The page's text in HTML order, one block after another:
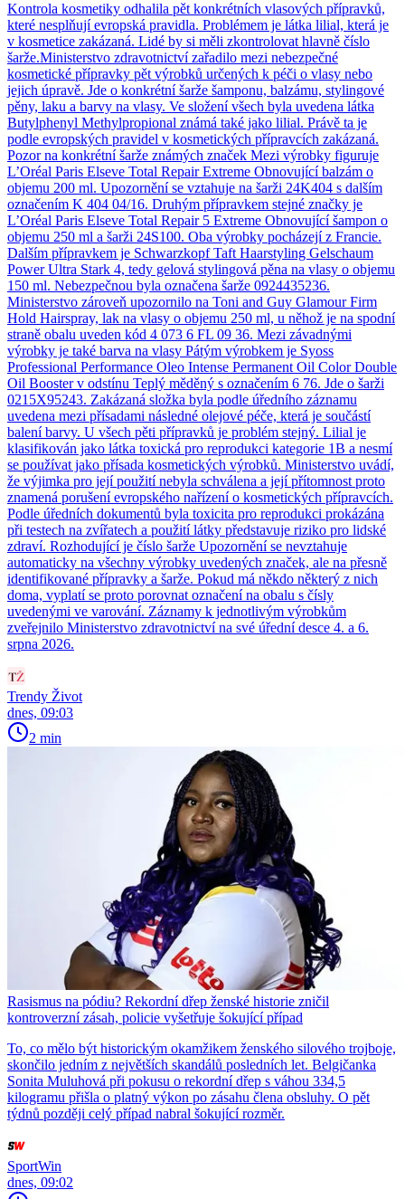
Kontrola kosmetiky odhalila pět konkrétních vlasových přípravků,
které nesplňují evropská pravidla. Problémem je látka lilial, která je
v kosmetice zakázaná. Lidé by si měli zkontrolovat hlavně číslo
šarže.Ministerstvo zdravotnictví zařadilo mezi nebezpečné
kosmetické přípravky pět výrobků určených k péči o vlasy nebo
jejich úpravě. Jde o konkrétní šarže šamponu, balzámu, stylingové
pěny, laku a barvy na vlasy. Ve složení všech byla uvedena látka
Butylphenyl Methylpropional známá také jako lilial. Právě ta je
podle evropských pravidel v kosmetických přípravcích zakázaná.
Pozor na konkrétní šarže známých značek Mezi výrobky figuruje
L’Oréal Paris Elseve Total Repair Extreme Obnovující balzám o
objemu 200 ml. Upozornění se vztahuje na šarži 24K404 s dalším
označením K 404 04/16. Druhým přípravkem stejné značky je
L’Oréal Paris Elseve Total Repair 5 Extreme Obnovující šampon o
objemu 250 ml a šarži 24S100. Oba výrobky pocházejí z Francie.
Dalším přípravkem je Schwarzkopf Taft Haarstyling Gelschaum
Power Ultra Stark 4, tedy gelová stylingová pěna na vlasy o objemu
150 ml. Nebezpečnou byla označena šarže 0924435236.
Ministerstvo zároveň upozornilo na Toni and Guy Glamour Firm
Hold Hairspray, lak na vlasy o objemu 250 ml, u něhož je na spodní
straně obalu uveden kód 4 073 6 FL 09 36. Mezi závadnými
výrobky je také barva na vlasy Pátým výrobkem je Syoss
Professional Performance Oleo Intense Permanent Oil Color Double
Oil Booster v odstínu Teplý měděný s označením 6 76. Jde o šarži
0215X95243. Zakázaná složka byla podle úředního záznamu
uvedena mezi přísadami následné olejové péče, která je součástí
balení barvy. U všech pěti přípravků je problém stejný. Lilial je
klasifikován jako látka toxická pro reprodukci kategorie 1B a nesmí
se používat jako přísada kosmetických výrobků. Ministerstvo uvádí,
že výjimka pro její použití nebyla schválena a její přítomnost proto
znamená porušení evropského nařízení o kosmetických přípravcích.
Podle úředních dokumentů byla toxicita pro reprodukci prokázána
při testech na zvířatech a použití látky představuje riziko pro lidské
zdraví. Rozhodující je číslo šarže Upozornění se nevztahuje
automaticky na všechny výrobky uvedených značek, ale na přesně
identifikované přípravky a šarže. Pokud má někdo některý z nich
doma, vyplatí se proto porovnat označení na obalu s čísly
uvedenými ve varování. Záznamy k jednotlivým výrobkům
zveřejnilo Ministerstvo zdravotnictví na své úřední desce 4. a 6.
srpna 2026.
Trendy Život
dnes, 09:03
2 min
Rasismus na pódiu? Rekordní dřep ženské historie zničil
kontroverzní zásah, policie vyšetřuje šokující případ
To, co mělo být historickým okamžikem ženského silového trojboje,
skončilo jedním z největších skandálů posledních let. Belgičanka
Sonita Muluhová při pokusu o rekordní dřep s váhou 334,5
kilogramu přišla o platný výkon po zásahu člena obsluhy. O pět
týdnů později celý případ nabral šokující rozměr.
SportWin
dnes, 09:02